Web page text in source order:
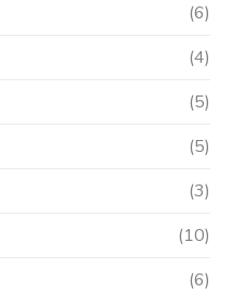
(6)
(4)
(5)
(5)
(3)
(10)
(6)